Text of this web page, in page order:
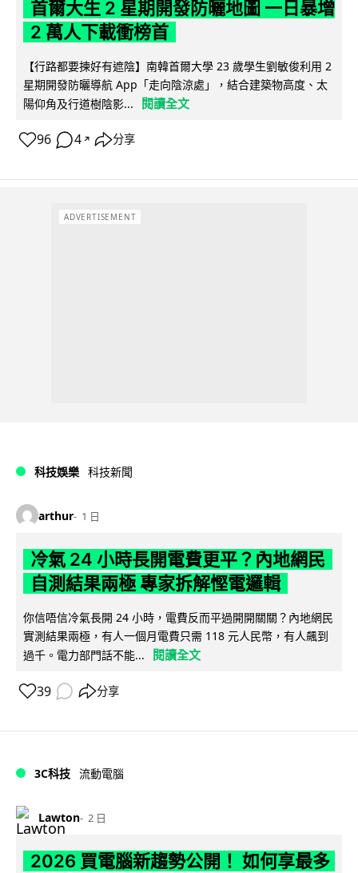
首爾大生 2 星期開發防曬地圖 一日暴增
2 萬人下載衝榜首
【行路都要揀好有遮陰】南韓首爾大學 23 歲學生劉敏俊利用 2
星期開發防曬導航 App「走向陰涼處」，結合建築物高度、太
陽仰角及行道樹陰影...
閱讀全文
96 4 ↗ 分享
ADVERTISEMENT
科技娛樂 科技新聞
arthur 1 日
冷氣 24 小時長開電費更平？內地網民
自測結果兩極 專家拆解慳電邏輯
你信唔信冷氣長開 24 小時，電費反而平過開開關關？內地網民
實測結果兩極，有人一個月電費只需 118 元人民幣，有人飆到
過千。電力部門話不能...
閱讀全文
39 分享
3C科技 流動電腦
Lawton 2 日
2026 買電腦新趨勢公開！ 如何享最多